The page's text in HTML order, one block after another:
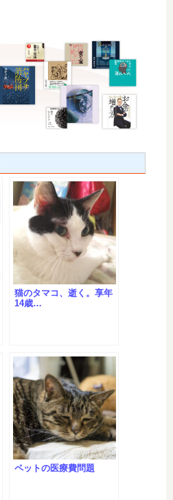
猫のタマコ、逝く。享年
14歳…
ペットの医療費問題